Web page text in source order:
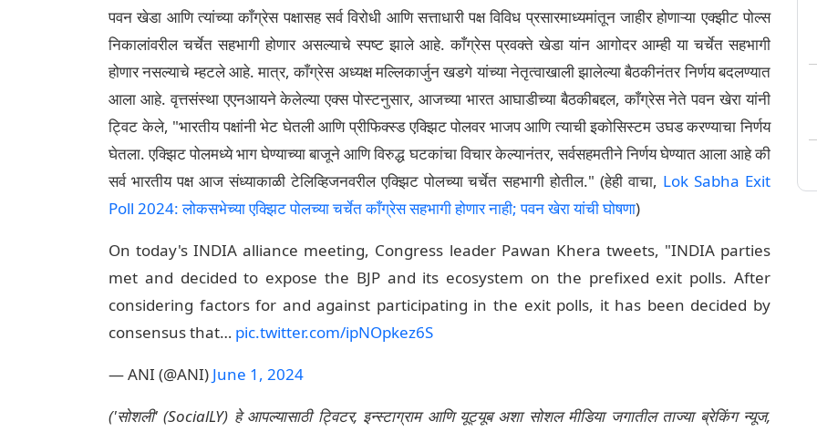
पवन खेडा आणि त्यांच्या काँग्रेस पक्षासह सर्व विरोधी आणि सत्ताधारी पक्ष विविध प्रसारमाध्यमांतून जाहीर होणाऱ्या एक्झीट पोल्स
निकालांवरील चर्चेत सहभागी होणार असल्याचे स्पष्ट झाले आहे. काँग्रेस प्रवक्ते खेडा यांन आगोदर आम्ही या चर्चेत सहभागी
होणार नसल्याचे म्हटले आहे. मात्र, काँग्रेस अध्यक्ष मल्लिकार्जुन खडगे यांच्या नेतृत्वाखाली झालेल्या बैठकीनंतर निर्णय बदलण्यात
आला आहे. वृत्तसंस्था एएनआयने केलेल्या एक्स पोस्टनुसार, आजच्या भारत आघाडीच्या बैठकीबद्दल, काँग्रेस नेते पवन खेरा यांनी
ट्विट केले, "भारतीय पक्षांनी भेट घेतली आणि प्रीफिक्स्ड एक्झिट पोलवर भाजप आणि त्याची इकोसिस्टम उघड करण्याचा निर्णय
घेतला. एक्झिट पोलमध्ये भाग घेण्याच्या बाजूने आणि विरुद्ध घटकांचा विचार केल्यानंतर, सर्वसहमतीने निर्णय घेण्यात आला आहे की
सर्व भारतीय पक्ष आज संध्याकाळी टेलिव्हिजनवरील एक्झिट पोलच्या चर्चेत सहभागी होतील." (हेही वाचा, Lok Sabha Exit
Poll 2024: लोकसभेच्या एक्झिट पोलच्या चर्चेत काँग्रेस सहभागी होणार नाही; पवन खेरा यांची घोषणा)
On today's INDIA alliance meeting, Congress leader Pawan Khera tweets, "INDIA parties
met and decided to expose the BJP and its ecosystem on the prefixed exit polls. After
considering factors for and against participating in the exit polls, it has been decided by
consensus that… pic.twitter.com/ipNOpkez6S
— ANI (@ANI) June 1, 2024
('सोशली' (SocialLY) हे आपल्यासाठी ट्विटर, इन्स्टाग्राम आणि यूट्यूब अशा सोशल मीडिया जगातील ताज्या ब्रेकिंग न्यूज,